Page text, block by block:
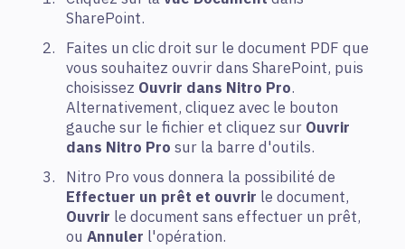
SharePoint.
Faites un clic droit sur le document PDF que
vous souhaitez ouvrir dans SharePoint, puis
choisissez Ouvrir dans Nitro Pro.
Alternativement, cliquez avec le bouton
gauche sur le fichier et cliquez sur Ouvrir
dans Nitro Pro sur la barre d'outils.
Nitro Pro vous donnera la possibilité de
Effectuer un prêt et ouvrir le document,
Ouvrir le document sans effectuer un prêt,
ou Annuler l'opération.